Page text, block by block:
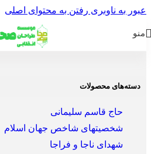
عبور به ناوبری رفتن به محتوای اصلی
منو
محصولات برچسب خورده
دسته‌های محصولات
حاج قاسم سلیمانی
شخصیتهای شاخص جهان اسلام
شهدای ناجا و فراجا